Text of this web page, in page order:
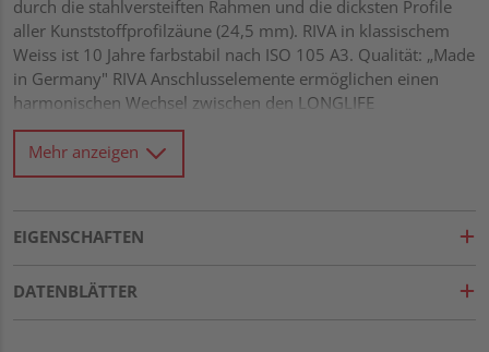
durch die stahlversteiften Rahmen und die dicksten Profile
aller Kunststoffprofilzäune (24,5 mm). RIVA in klassischem
Weiss ist 10 Jahre farbstabil nach ISO 105 A3. Qualität: „Made
in Germany" RIVA Anschlusselemente ermöglichen einen
harmonischen Wechsel zwischen den LONGLIFE
Systemhöhen. LONGLIFE Systemhöhe 180 cm hochwertiger
Fenster-Kunststoff, weiß Rahmen: 68 x 48 mm, verschweißt
Hohlkammer-Profile mit Querverstärkungen 206 x 24,5 mm
Mehr anzeigen
EIGENSCHAFTEN
DATENBLÄTTER